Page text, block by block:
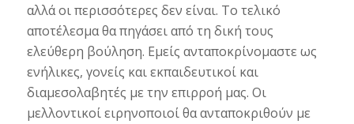
αλλά οι περισσότερες δεν είναι. Το τελικό
αποτέλεσμα θα πηγάσει από τη δική τους
ελεύθερη βούληση. Εμείς ανταποκρίνομαστε ως
ενήλικες, γονείς και εκπαιδευτικοί και
διαμεσολαβητές με την επιρροή μας. Οι
μελλοντικοί ειρηνοποιοί θα ανταποκριθούν με